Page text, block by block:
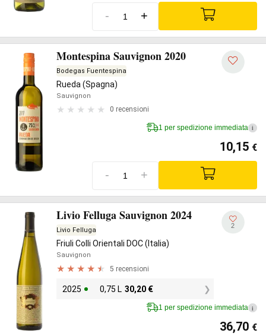
- +
Montespina Sauvignon 2020
Bodegas Fuentespina
Rueda (Spagna)
Sauvignon
0 recensioni
1 per spedizione immediata i
10,15 €
- +
Livio Felluga Sauvignon 2024
Livio Felluga
Friuli Colli Orientali DOC (Italia)
Sauvignon
5 recensioni
2025 0,75 L 30,20 €
2
1 per spedizione immediata i
36,70 €